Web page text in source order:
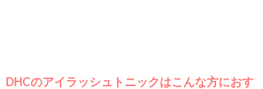
DHCのアイラッシュトニックはこんな方におす